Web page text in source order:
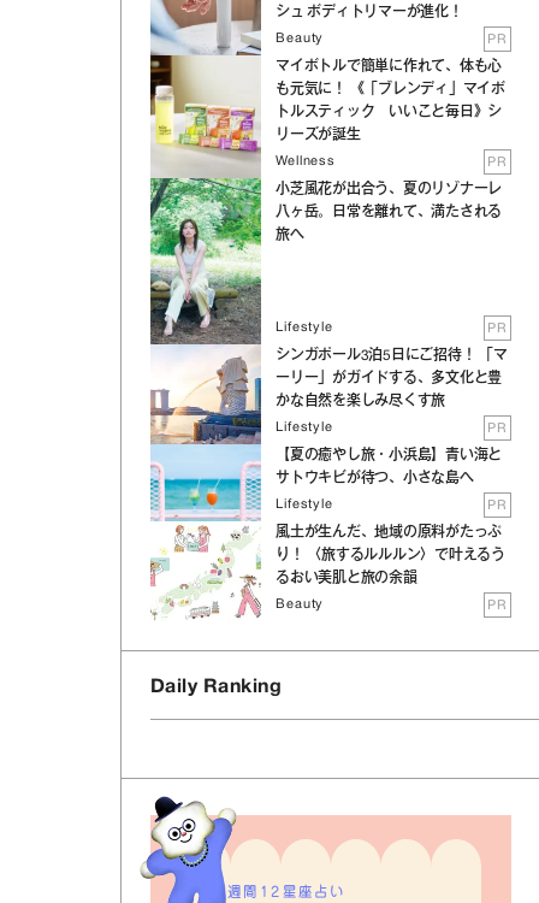
シュ ボディトリマーが進化！
Beauty PR
マイボトルで簡単に作れて、体も心
も元気に！ 《「ブレンディ」マイボ
トルスティック いいこと毎日》シ
リーズが誕生
Wellness PR
小芝風花が出合う、夏のリゾナーレ
八ヶ岳。日常を離れて、満たされる
旅へ
Lifestyle PR
シンガポール3泊5日にご招待！ 「マ
ーリー」がガイドする、多文化と豊
かな自然を楽しみ尽くす旅
Lifestyle PR
【夏の癒やし旅・小浜島】青い海と
サトウキビが待つ、小さな島へ
Lifestyle PR
風土が生んだ、地域の原料がたっぷ
り！ 〈旅するルルルン〉で叶えるう
るおい美肌と旅の余韻
Beauty PR
Daily Ranking
週間12星座占い